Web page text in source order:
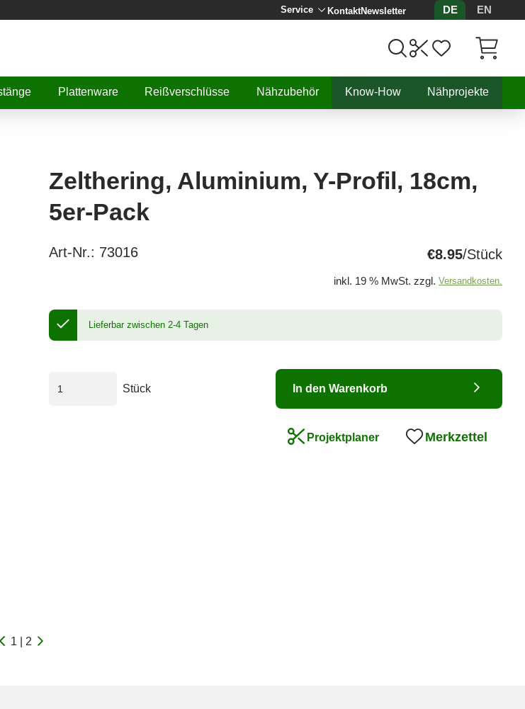
Service KontaktNewsletter DE
EN
Plattenware Reißverschlüsse Nähzubehör Know-How Nähprojekte
1 | 2
Zelthering, Aluminium, Y-Profil, 18cm,
5er-Pack
Art-Nr.: 73016 €8.95/Stück
inkl. 19 % MwSt. zzgl. Versandkosten.
Lieferbar zwischen 2-4 Tagen
Stück In den Warenkorb
Projektplaner Merkzettel